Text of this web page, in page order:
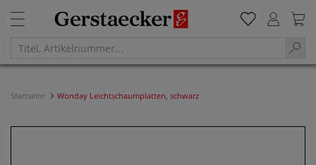
Startseite Wonday Leichtschaumplatten, schwarz